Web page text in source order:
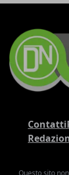
Contatti
Questo sito